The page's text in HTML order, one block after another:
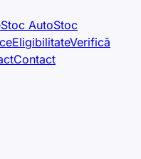
Stoc AutoStoc
EligibilitateVerifică
Contact